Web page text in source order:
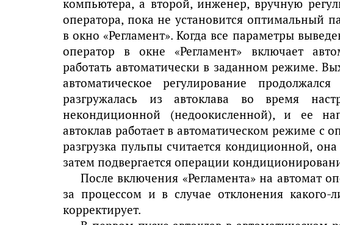
компьютера, а второй, инженер, вручную
оператора, пока не установится оптимальный
в окно «Регламент». Когда все параметры
оператор в окне «Регламент» включает
работать автоматически в заданном режиме.
автоматическое регулирование
разгружалась из автоклава во время
некондиционной (недоокисленной), и ее
автоклав работает в автоматическом режиме с
разгрузка пульпы считается кондиционной,
затем подвергается операции
После включения «Регламента» на автомат
за процессом и в случае отклонения какого-
корректирует.